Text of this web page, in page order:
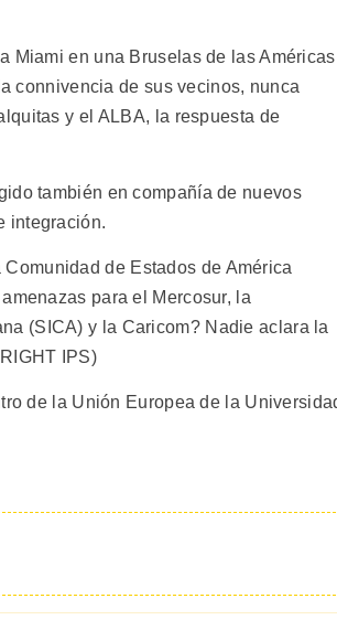
Miami en una Bruselas de las
connivencia de sus vecinos, nunca
y el ALBA, la respuesta de
también en compañía de nuevos
integración.
de Estados de América
para el Mercosur, la
(SICA) y la Caricom? Nadie aclara la
IPS)
de la Unión Europea de la